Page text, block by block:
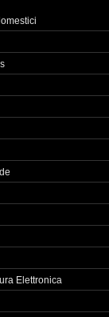
Elettronica